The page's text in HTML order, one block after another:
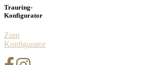
Trauring-
Konfigurator
Zum
Konfigurator